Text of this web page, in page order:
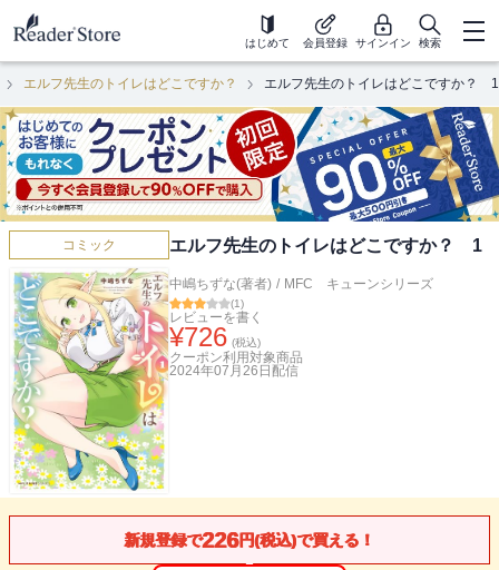
はじめて 会員登録 サインイン 検索
エルフ先生のトイレはどこですか？ エルフ先生のトイレはどこですか？ 1
コミック エルフ先生のトイレはどこですか？ 1
中嶋ちずな(著者) / MFC キューンシリーズ
(1)
レビューを書く
¥726 (税込)
クーポン利用対象商品
2024年07月26日 配信
新規登録で226円(税込)で買える！